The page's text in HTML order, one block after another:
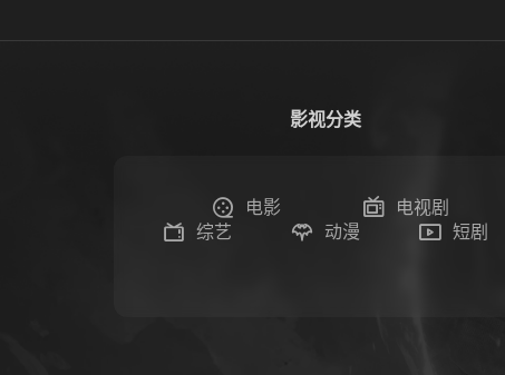
影视分类
电影
电视剧
综艺
动漫 短剧